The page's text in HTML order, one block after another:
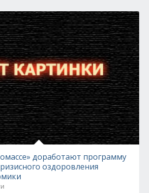
доработают программу
оздоровления